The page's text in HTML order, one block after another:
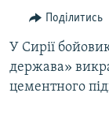
Перейти
пошуку
ПОГЛЯД
ІНТЕРВ'Ю
ВСЕ ЗА ДЕНЬ
Поділитись
У Сирії
держава»
цементного